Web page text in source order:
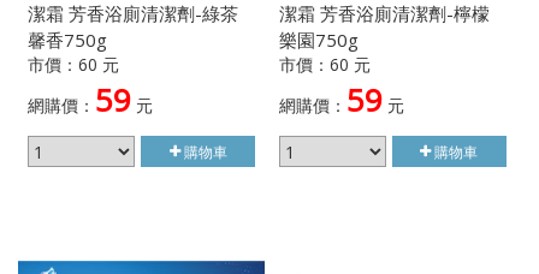
潔霜 芳香浴廁清潔劑-綠茶
馨香750g
市價：60 元
網購價： 59 元
購物車
潔霜 芳香浴廁清潔劑-檸檬
樂園750g
市價：60 元
網購價： 59元
購物車